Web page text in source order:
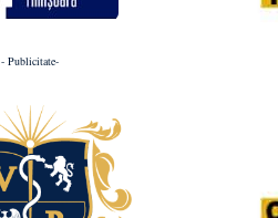
- Publicitate-